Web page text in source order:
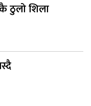
ठुलो शिला